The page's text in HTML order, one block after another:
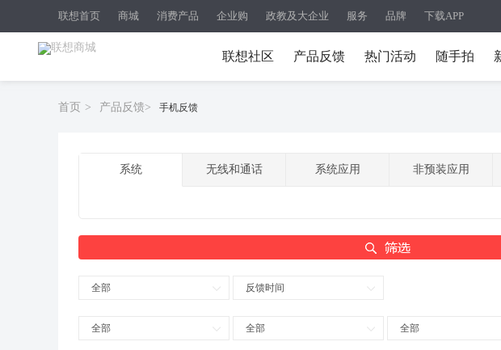
联想首页 商城 消费产品 企业购 政教及大企业 服务 品牌 下载APP
联想社区 产品反馈 热门活动 随手拍
首页 > 产品反馈> 手机反馈
系统 无线和通话 系统应用 非预装应用
全部 反馈时间
全部 全部 全部